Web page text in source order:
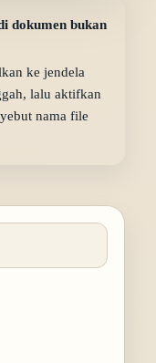
dokumen bukan
ke jendela
lalu aktifkan
nama file